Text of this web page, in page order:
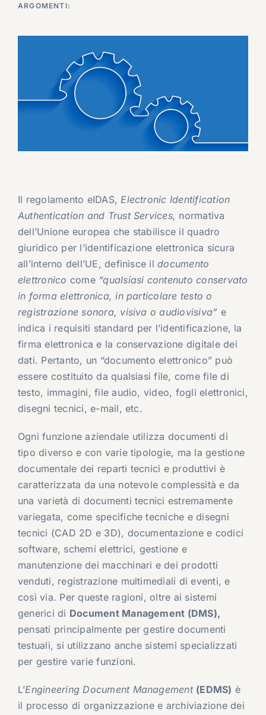
ARGOMENTI:
Il regolamento eIDAS,Electronic Identification
Authentication and Trust Services, normativa
dell’Unione europea che stabilisce il quadro
giuridico per l’identificazione elettronica sicura
all’interno dell’UE, definisce ildocumento
elettronico come “qualsiasi contenuto conservato
in forma elettronica, in particolare testo o
registrazione sonora, visiva o audiovisiva” e
indica i requisiti standard per l’identificazione, la
firma elettronica e la conservazione digitale dei
dati. Pertanto, un “documento elettronico” può
essere costituito da qualsiasi file, come file di
testo, immagini, file audio, video, fogli elettronici,
disegni tecnici, e-mail, etc.
Ogni funzione aziendale utilizza documenti di
tipo diverso e con varie tipologie, ma la gestione
documentale dei reparti tecnici e produttivi è
caratterizzata da una notevole complessità e da
una varietà di documenti tecnici estremamente
variegata, come specifiche tecniche e disegni
tecnici (CAD 2D e 3D), documentazione e codici
software, schemi elettrici, gestione e
manutenzione dei macchinari e dei prodotti
venduti, registrazione multimediali di eventi, e
così via. Per queste ragioni, oltre ai sistemi
generici di Document Management (DMS),
pensati principalmente per gestire documenti
testuali, si utilizzano anche sistemi specializzati
per gestire varie funzioni.
L’Engineering Document Management (EDMS) è
il processo di organizzazione e archiviazione dei